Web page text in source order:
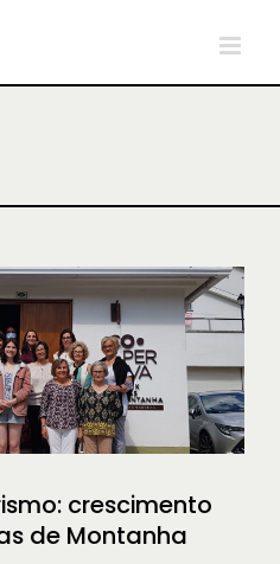
crescimento
de Montanha